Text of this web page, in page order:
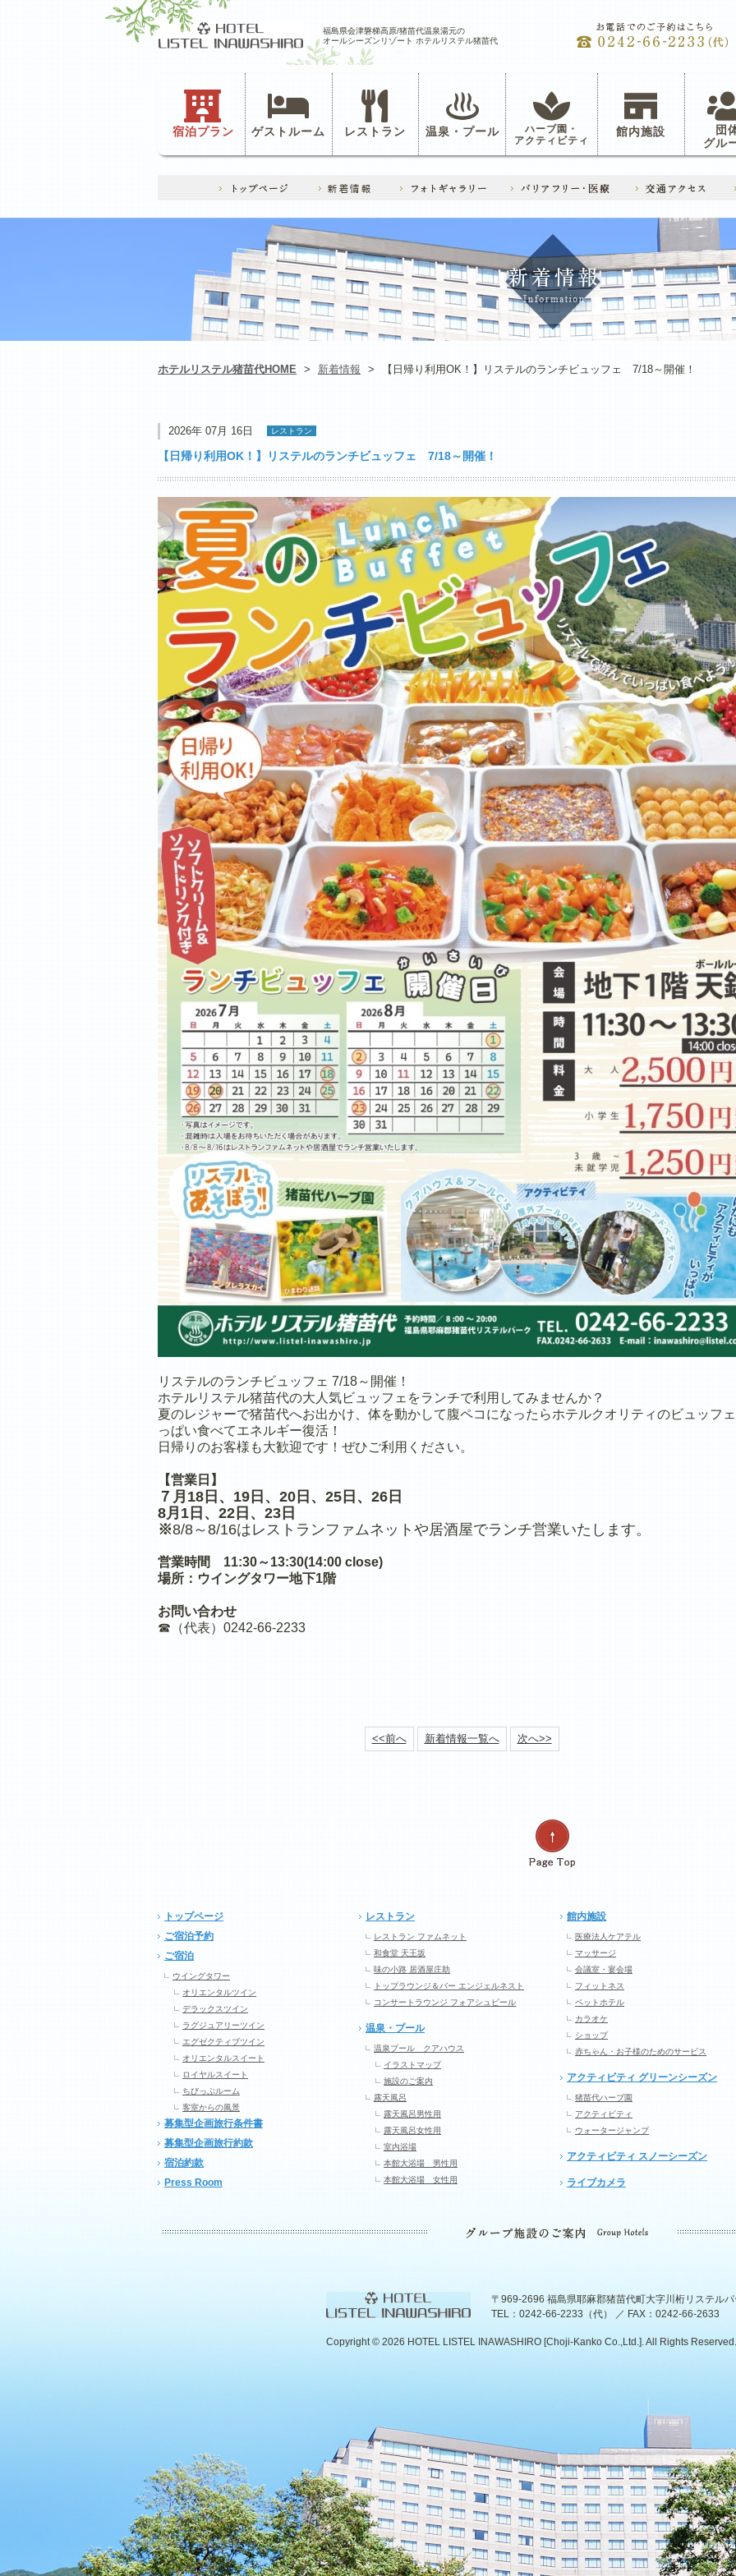
福島県会津磐梯高原/猪苗代温泉湯元の
オールシーズンリゾート ホテルリステル猪苗代
宿泊プラン ゲストルーム レストラン 温泉・プール ハーブ園・
アクティビティ
館内施設
団
グル
ホテルリステル猪苗代HOME > 新着情報 > 【日帰り利用OK！】リステルのランチビュッフェ 7/18～開催！
2026年 07月 16日 レストラン
【日帰り利用OK！】リステルのランチビュッフェ 7/18～開催！
リステルのランチビュッフェ 7/18～開催！
ホテルリステル猪苗代の大人気ビュッフェをランチで利用してみませんか？
夏のレジャーで猪苗代へお出かけ、体を動かして腹ペコになったらホテルクオリティのビュッフ
っぱい食べてエネルギー復活！
日帰りのお客様も大歓迎です！ぜひご利用ください。
【営業日】
７月18日、19日、20日、25日 、26日
8月1日、22日 、23日
※8/8～8/16はレストランファムネットや居酒屋でランチ営業いたします。
営業時間 11:30～13:30(14:00 close)
場所：ウイングタワー地下1階
お問い合わせ
☎（代表）0242-66-2233
<<前へ 新着情報一覧へ 次へ>>
トップページ
ご宿泊予約
ご宿泊
ウイングタワー
オリエンタルツイン
デラックスツイン
ラグジュアリーツイン
エグゼクティブツイン
オリエンタルスイート
ロイヤルスイート
ちびっぷルーム
客室からの風景
募集型企画旅行条件書
募集型企画旅行約款
宿泊約款
Press Room
レストラン
レストラン ファムネット
和食堂 天王坂
味の小路 居酒屋庄助
トップラウンジ＆バー エンジェルネスト
コンサートラウンジ フォアシュピール
温泉・プール
温泉プール クアハウス
イラストマップ
施設のご案内
露天風呂
露天風呂男性用
露天風呂女性用
室内浴場
本館大浴場 男性用
本館大浴場 女性用
館内施設
医療法人ケアテル
マッサージ
会議室・宴会場
フィットネス
ペットホテル
カラオケ
ショップ
赤ちゃん・お子様のためのサービス
アクティビティ グリーンシーズン
猪苗代ハーブ園
アクティビティ
ウォータージャンプ
アクティビティ スノーシーズン
ライブカメラ
〒969-2696 福島県耶麻郡猪苗代町大字川桁リステル
TEL：0242-66-2233（代） ／ FAX：0242-66-2633
Copyright © 2026 HOTEL LISTEL INAWASHIRO [Choji-Kanko Co.,Ltd.]. All Rights Reserved.